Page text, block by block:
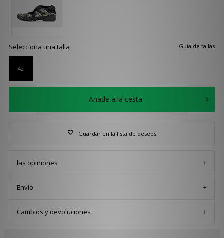
Guía de tallas
Selecciona una talla
42
Añade a la cesta
Guardar en la lista de deseos
las opiniones
Envío
Cambios y devoluciones